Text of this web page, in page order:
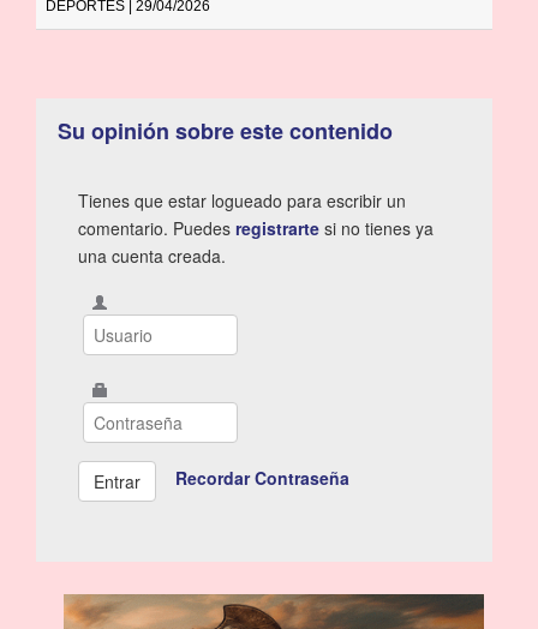
DEPORTES | 29/04/2026
Su opinión sobre este contenido
Tienes que estar logueado para escribir un
comentario. Puedes registrarte si no tienes ya
una cuenta creada.
Recordar Contraseña